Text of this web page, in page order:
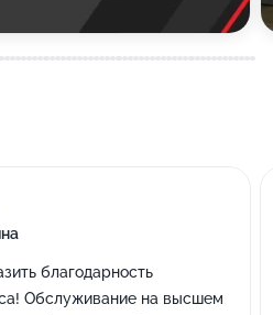
благодарность
Обслуживание на высшем